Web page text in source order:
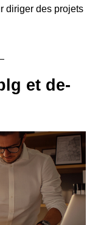
diriger des projets
et de-